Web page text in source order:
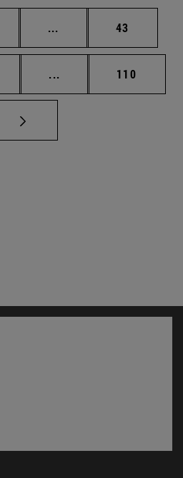
... Páginas intermedias
Página
43
... Páginas intermedias
Página
110